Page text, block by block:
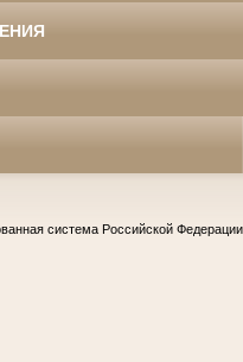
система Российской